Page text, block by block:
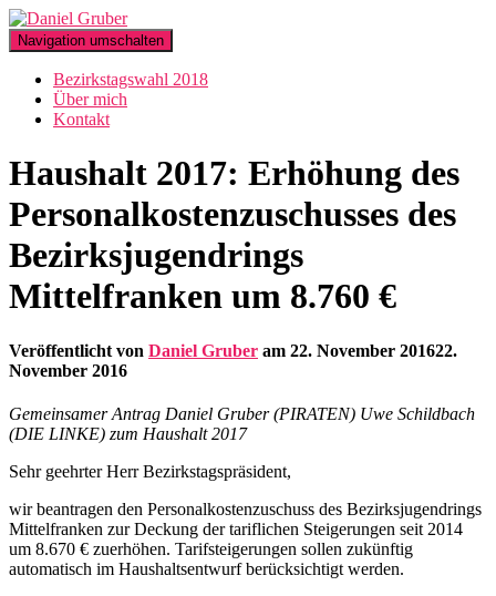
Navigation umschalten
Bezirkstagswahl 2018
Über mich
Kontakt
Haushalt 2017: Erhöhung des
Personalkostenzuschusses des
Bezirksjugendrings
Mittelfranken um 8.760 €
Veröffentlicht von Daniel Gruber am 22. November 201622.
November 2016
Gemeinsamer Antrag Daniel Gruber (PIRATEN) Uwe Schildbach
(DIE LINKE) zum Haushalt 2017
Sehr geehrter Herr Bezirkstagspräsident,
wir beantragen den Personalkostenzuschuss des Bezirksjugendrings
Mittelfranken zur Deckung der tariflichen Steigerungen seit 2014
um 8.670 € zuerhöhen. Tarifsteigerungen sollen zukünftig
automatisch im Haushaltsentwurf berücksichtigt werden.